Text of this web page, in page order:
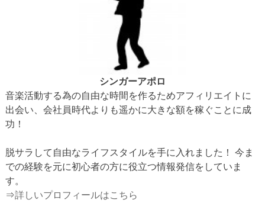
シンガーアポロ
音楽活動する為の自由な時間を作るためアフィリエイトに
出会い、会社員時代よりも遥かに大きな額を稼ぐことに成
功！
脱サラして自由なライフスタイルを手に入れました！ 今ま
での経験を元に初心者の方に役立つ情報発信をしていま
す。
⇒詳しいプロフィールはこちら